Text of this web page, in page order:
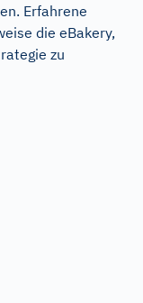
Erfahrene
die eBakery,
zu